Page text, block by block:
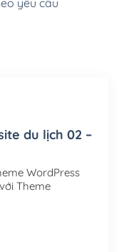
(+100,000₫)
năm)
yêu cầu
du lịch 02 –
WordPress
Theme